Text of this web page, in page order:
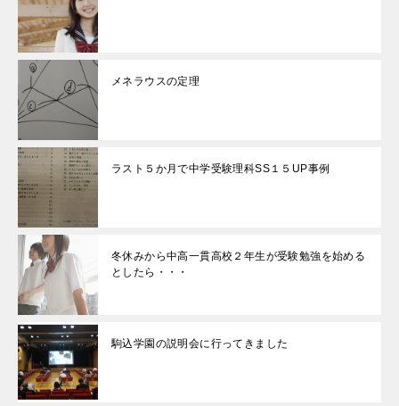
メネラウスの定理
ラスト５か月で中学受験理科SS１５UP事例
冬休みから中高一貫高校２年生が受験勉強を始める
としたら・・・
駒込学園の説明会に行ってきました